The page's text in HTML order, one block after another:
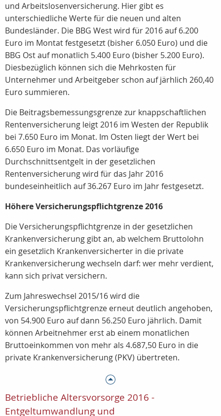
und Arbeitslosenversicherung. Hier gibt es
unterschiedliche Werte für die neuen und alten
Bundesländer. Die BBG West wird für 2016 auf 6.200
Euro im Montat festgesetzt (bisher 6.050 Euro) und die
BBG Ost auf monatlich 5.400 Euro (bisher 5.200 Euro).
Diesbezüglich können sich die Mehrkosten für
Unternehmer und Arbeitgeber schon auf järhlich 260,40
Euro summieren.
Die Beitragsbemessungsgrenze zur knappschaftlichen
Rentenversicherung leigt 2016 im Westen der Republik
bei 7.650 Euro im Monat. Im Osten liegt der Wert bei
6.650 Euro im Monat. Das vorläufige
Durchschnittsentgelt in der gesetzlichen
Rentenversicherung wird für das Jahr 2016
bundeseinheitlich auf 36.267 Euro im Jahr festgesetzt.
Höhere Versicherungspflichtgrenze 2016
Die Versicherungspflichtgrenze in der gesetzlichen
Krankenversicherung gibt an, ab welchem Bruttolohn
ein gesetzlich Krankenversicherter in die private
Krankenversicherung wechseln darf: wer mehr verdient,
kann sich privat versichern.
Zum Jahreswechsel 2015/16 wird die
Versicherungspflichtgrenze erneut deutlich angehoben,
von 54.900 Euro auf dann 56.250 Euro jährlich. Damit
können Arbeitnehmer erst ab einem monatlichen
Bruttoeinkommen von mehr als 4.687,50 Euro in die
private Krankenversicherung (PKV) übertreten.
Betriebliche Altersvorsorge 2016 -
Entgeltumwandlung und